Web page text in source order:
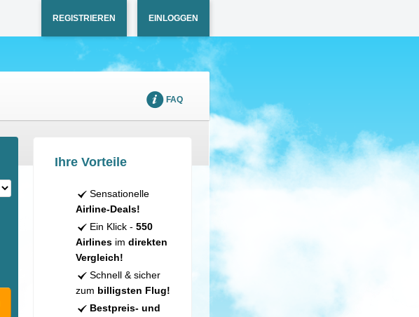
REGISTRIEREN EINLOGGEN
FAQ
Ihre Vorteile
Sensationelle
Airline-Deals!
Ein Klick - 550
Airlinesim direkten
Vergleich!
Schnell & sicher
zum billigsten Flug!
Bestpreis- und